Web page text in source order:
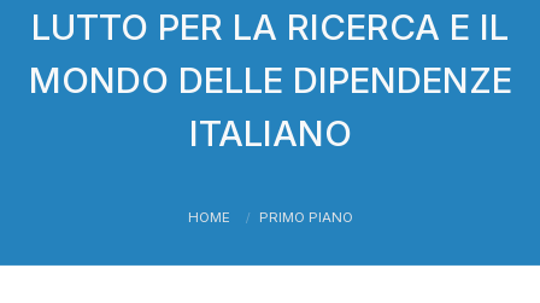
LUTTO PER LA RICERCA E IL
MONDO DELLE DIPENDENZE
ITALIANO
HOME PRIMO PIANO